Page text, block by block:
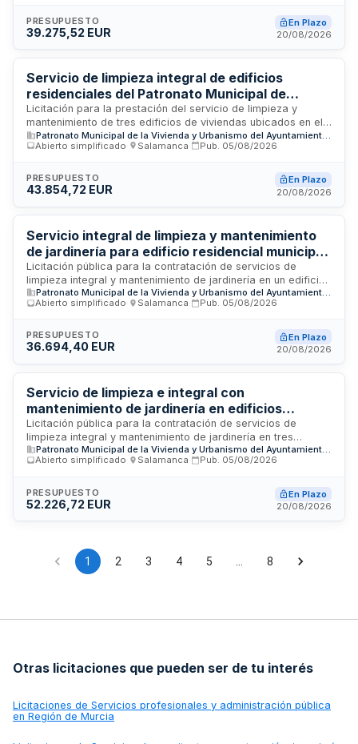
conservación de espacios verdes y jardines asociados. La
entidad adjudicadora es la Presidencia de la Entidad Pública
ubicada en Salamanca.
PRESUPUESTO
39.275,52 EUR
En Plazo
20/08/2026
Servicio de limpieza integral de edificios
residenciales del Patronato Municipal de
Vivienda y Urbanismo de Salamanca
Licitación para la prestación del servicio de limpieza y
mantenimiento de tres edificios de viviendas ubicados en el
municipio de Salamanca, propiedad del Patronato Municipal
de Vivienda y Urbanismo. Los inmuebles objeto del contrato
servicio incluye la limpieza integral de las zonas comunes de
estos edificios residenciales con el objetivo de mantener las
para sus habitantes. La Entidad Pública Empresarial gestiona
este contrato a través de su Presidencia.
Abierto simplificado
Salamanca Pub. 05/08/2026
PRESUPUESTO
43.854,72 EUR
En Plazo
20/08/2026
Servicio integral de limpieza y mantenimiento
de jardinería para edificio residencial municipal
de Salamanca
Licitación pública para la contratación de servicios de
limpieza integral y mantenimiento de jardinería en un edificio
de viviendas protegidas de 36 unidades ubicado en
Salamanca. El Patronato Municipal de la Vivienda y
este contrato de servicios de mantenimiento y limpieza del
inmueble sito en calle Silvestre Sánchez Sierra. El importe
la limpieza de espacios comunes y el mantenimiento de
áreas verdes del complejo residencial municipal.
Patronato Municipal de la Vivienda y Urbanismo del Ayuntamiento de Salamanca (EPE PMVU)
Abierto simplificado
Salamanca Pub. 05/08/2026
PRESUPUESTO
36.694,40 EUR
En Plazo
20/08/2026
Servicio de limpieza e integral con
mantenimiento de jardinería en edificios
residenciales municipales de Salamanca
Licitación pública para la contratación de servicios de
limpieza integral y mantenimiento de jardinería en tres
edificios residenciales propiedad del Patronato Municipal de
la Vivienda y Urbanismo del Ayuntamiento de Salamanca. Los
Heredia, Lamberto Echeverría y Obispo Sancho de Castilla,
albergan un total de 73 viviendas. El contrato incluye tanto
estimado es de 13.056,68 euros y se encuentra en fase de
preparación.
Patronato Municipal de la Vivienda y Urbanismo del Ayuntamiento de Salamanca (EPE PMVU)
Abierto simplificado
Salamanca Pub. 05/08/2026
PRESUPUESTO
52.226,72 EUR
En Plazo
20/08/2026
1 2 3 4 5 8
Otras licitaciones que pueden ser de tu interés
Licitaciones de Servicios profesionales y administración pública
en Región de Murcia